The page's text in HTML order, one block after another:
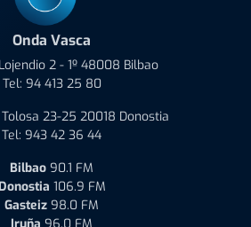
Onda Vasca
2 - 1º 48008 Bilbao
Tel: 94 413 25 80
23-25 20018 Donostia
Tel: 943 42 36 44
Bilbao 90.1 FM
Donostia 106.9 FM
Gasteiz 98.0 FM